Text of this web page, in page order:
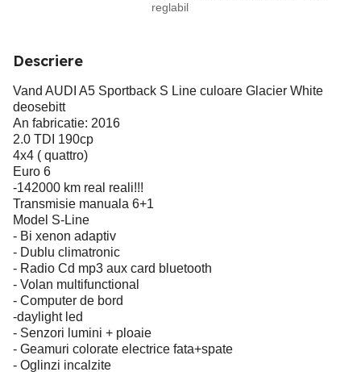
reglabil
Descriere
Vand AUDI A5 Sportback S Line culoare Glacier White
deosebitt
An fabricatie: 2016
2.0 TDI 190cp
4x4 ( quattro)
Euro 6
-142000 km real reali!!!
Transmisie manuala 6+1
Model S-Line
- Bi xenon adaptiv
- Dublu climatronic
- Radio Cd mp3 aux card bluetooth
- Volan multifunctional
- Computer de bord
-daylight led
- Senzori lumini + ploaie
- Geamuri colorate electrice fata+spate
- Oglinzi incalzite